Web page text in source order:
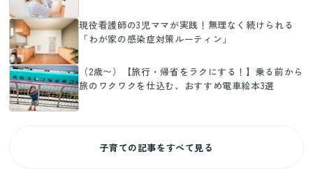
現役看護師の3児ママが実践！無理なく続けられる
「わが家の感染症対策ルーティン」
（2歳〜）【旅行・帰省をラクにする！】乗る前から
旅のワクワクを仕込む、おすすめ電車絵本3選
子育ての記事をすべて見る